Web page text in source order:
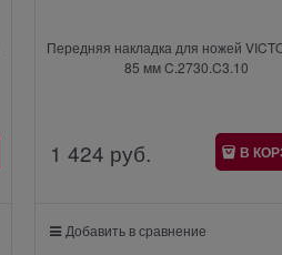
Передняя накладка для ножей
85 мм C.2730.C3.10
1 424 руб. В
Добавить в сравнение